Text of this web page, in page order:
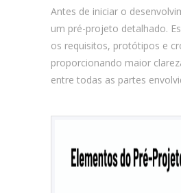
Antes de iniciar o
um pré-projeto detalhado.
os requisitos, protótipos e
proporcionando maior
entre todas as partes